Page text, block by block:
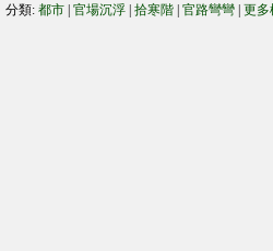
分類: 都市 官場沉浮 拾寒階 官路彎彎 更多